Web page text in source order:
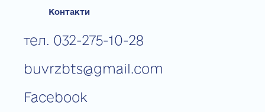
Контакти
тел. 032-275-10-28
buvrzbts@gmail.com
Facebook